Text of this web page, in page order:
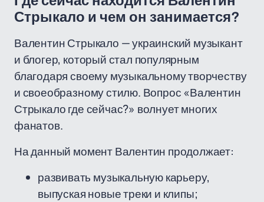
Стрыкало и чем он занимается?
Валентин Стрыкало — украинский музыкант
и блогер, который стал популярным
благодаря своему музыкальному творчеству
и своеобразному стилю. Вопрос «Валентин
Стрыкало где сейчас?» волнует многих
фанатов.
На данный момент Валентин продолжает:
развивать музыкальную карьеру,
выпуская новые треки и клипы;